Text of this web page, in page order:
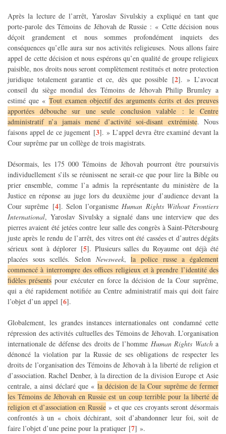
Après la lecture de l’arrêt, Yaroslav Sivulskiy a expliqué en tant que
porte-parole des Témoins de Jéhovah de Russie : « Cette décision nous
déçoit grandement et nous sommes profondément inquiets des
conséquences qu’elle aura sur nos activités religieuses. Nous allons faire
appel de cette décision et nous espérons qu’en qualité de groupe religieux
paisible, nos droits nous seront complètement restitués et notre protection
juridique totalement garantie et ce, dès que possible [2]. » L’avocat
conseil du siège mondial des Témoins de Jéhovah Philip Brumley a
estimé que « Tout examen objectif des arguments écrits et des preuves
apportées débouche sur une seule conclusion valable : le Centre
administratif n’a jamais mené d’activité soi-disant extrémiste. Nous
faisons appel de ce jugement [3]. » L’appel devra être examiné devant la
Cour suprême par un collège de trois magistrats.
Désormais, les 175 000 Témoins de Jéhovah pourront être poursuivis
individuellement s’ils se réunissent ne serait-ce que pour lire la Bible ou
prier ensemble, comme l’a admis la représentante du ministère de la
Justice en réponse au juge lors du deuxième jour d’audience devant la
Cour suprême [4]. Selon l’organisme Human Rights Without Frontiers
International, Yaroslav Sivulsky a signalé dans une interview que des
pierres avaient été jetées contre leur salle des congrès à Saint-Pétersbourg
juste après le rendu de l’arrêt, des vitres ont été cassées et d’autres dégâts
sérieux sont à déplorer[5]. Plusieurs salles du Royaume ont déjà été
placées sous scellés. Selon Newsweek,la police russe a également
commencé à interrompre des offices religieux et à prendre l’identité des
fidèles présentspour exécuter en force la décision de la Cour suprême,
qui a été rapidement notifiée au Centre administratif mais qui doit faire
l’objet d’un appel [6].
Globalement, les grandes instances internationales ont condamné cette
répression des activités cultuelles des Témoins de Jéhovah. L’organisation
internationale de défense des droits de l’homme Human Rights Watcha
dénoncé la violation par la Russie de ses obligations de respecter les
droits de l’organisation des Témoins de Jéhovah à la liberté de religion et
d’association. Rachel Denber, à la direction de la division Europe et Asie
centrale, a ainsi déclaré que « la décision de la Cour suprême de fermer
les Témoins de Jéhovah en Russie est un coup terrible pour la liberté de
religion et d’association en Russie» et que ces croyants seront désormais
confrontés à un « choix déchirant, soit d’abandonner leur foi, soit de
faire l’objet d’une peine pour la pratiquer [7] ».